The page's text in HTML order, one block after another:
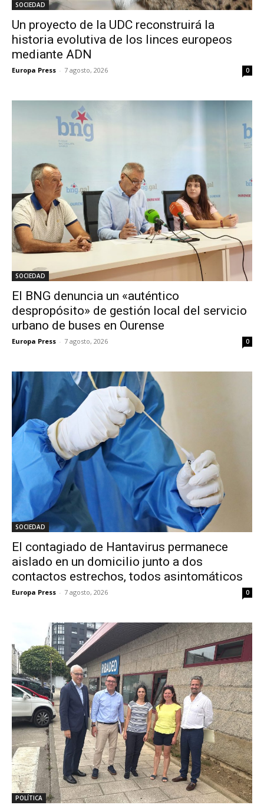
SOCIEDAD
Un proyecto de la UDC reconstruirá la
historia evolutiva de los linces europeos
mediante ADN
Europa Press - 7 agosto, 2026 0
SOCIEDAD
El BNG denuncia un «auténtico
despropósito» de gestión local del servicio
urbano de buses en Ourense
Europa Press - 7 agosto, 2026 0
SOCIEDAD
El contagiado de Hantavirus permanece
aislado en un domicilio junto a dos
contactos estrechos, todos asintomáticos
Europa Press - 7 agosto, 2026 0
POLÍTICA